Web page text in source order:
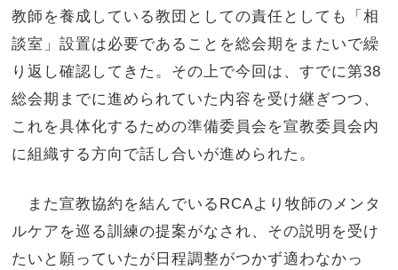
教師を養成している教団としての責任としても「相
談室」設置は必要であることを総会期をまたいで繰
り返し確認してきた。その上で今回は、すでに第38
総会期までに進められていた内容を受け継ぎつつ、
これを具体化するための準備委員会を宣教委員会内
に組織する方向で話し合いが進められた。
また宣教協約を結んでいるRCAより牧師のメンタ
ルケアを巡る訓練の提案がなされ、その説明を受け
たいと願っていたが日程調整がつかず適わなかっ